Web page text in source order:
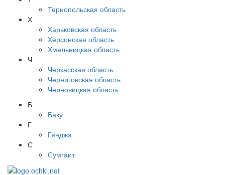
Тернопольская область
Х
Харьковская область
Херсонская область
Хмельницкая область
Ч
Черкасская область
Черниговская область
Черновицкая область
Б
Баку
Г
Гянджа
С
Сумгаит